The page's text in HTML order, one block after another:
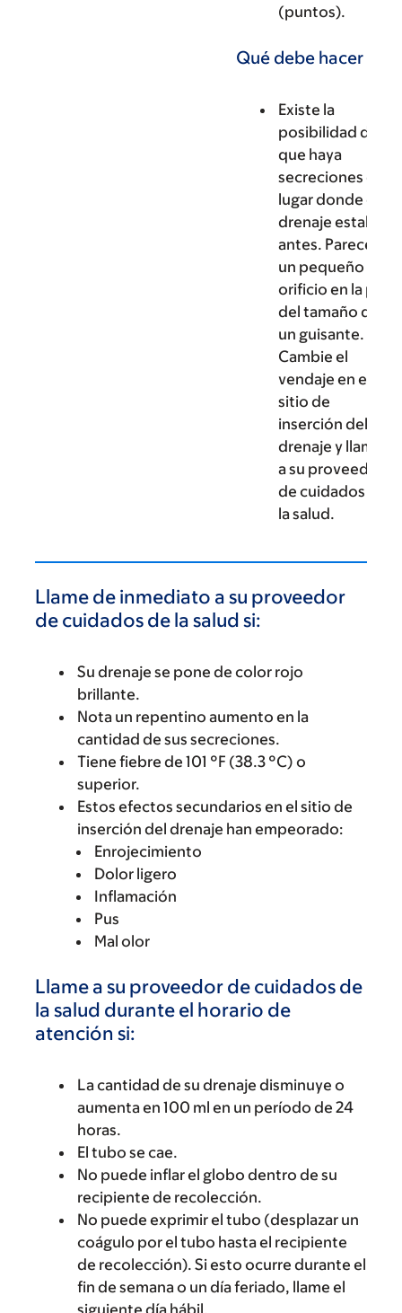
(puntos).
Qué debe hacer
Existe la
posibilidad de
que haya
secreciones del
lugar donde el
drenaje estaba
antes. Parece
un pequeño
orificio en la piel
del tamaño de
un guisante.
Cambie el
vendaje en el
sitio de
inserción del
drenaje y llame
a su proveedor
de cuidados de
la salud.
Llame de inmediato a su proveedor
de cuidados de la salud si:
Su drenaje se pone de color rojo
brillante.
Nota un repentino aumento en la
cantidad de sus secreciones.
Tiene fiebre de 101 °F (38.3 °C) o
superior.
Estos efectos secundarios en el sitio de
inserción del drenaje han empeorado:
Enrojecimiento
Dolor ligero
Inflamación
Pus
Mal olor
Llame a su proveedor de cuidados de
la salud durante el horario de
atención si:
La cantidad de su drenaje disminuye o
aumenta en 100 ml en un período de 24
horas.
El tubo se cae.
No puede inflar el globo dentro de su
recipiente de recolección.
No puede exprimir el tubo (desplazar un
coágulo por el tubo hasta el recipiente
de recolección). Si esto ocurre durante el
fin de semana o un día feriado, llame el